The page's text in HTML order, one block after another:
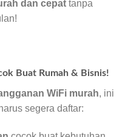
dan cepat tanpa
Buat Rumah & Bisnis!
WiFi murah, ini
segera daftar: